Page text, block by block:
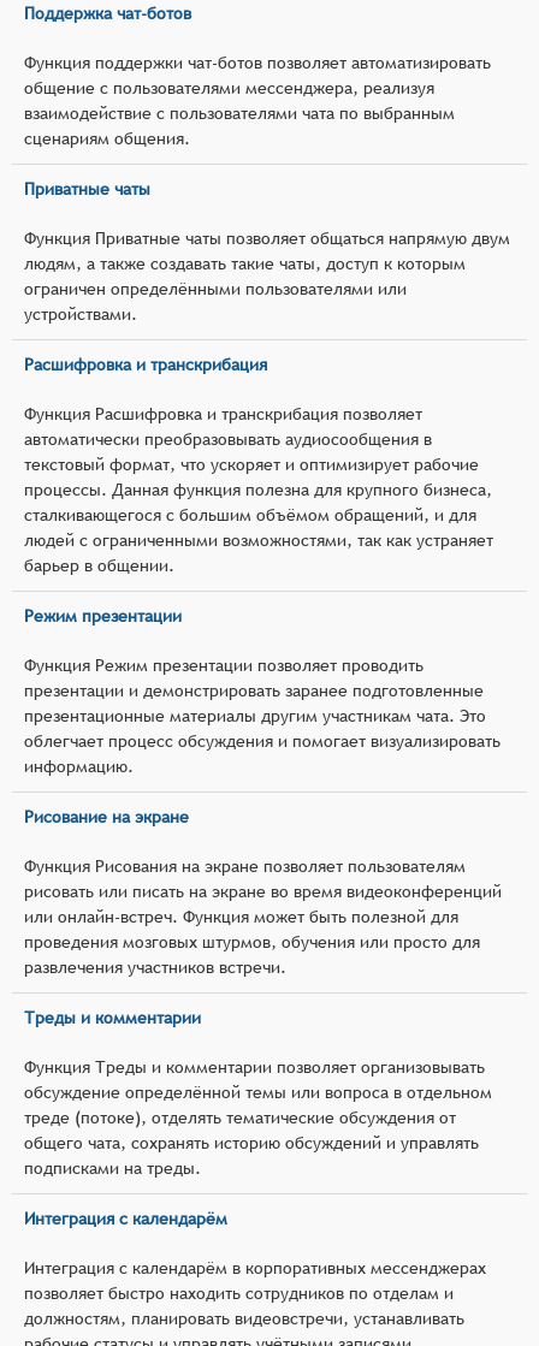
Поддержка чат-ботов
Функция поддержки чат-ботов позволяет автоматизировать
общение с пользователями мессенджера, реализуя
взаимодействие с пользователями чата по выбранным
сценариям общения.
Приватные чаты
Функция Приватные чаты позволяет общаться напрямую двум
людям, а также создавать такие чаты, доступ к которым
ограничен определёнными пользователями или
устройствами.
Расшифровка и транскрибация
Функция Расшифровка и транскрибация позволяет
автоматически преобразовывать аудиосообщения в
текстовый формат, что ускоряет и оптимизирует рабочие
процессы. Данная функция полезна для крупного бизнеса,
сталкивающегося с большим объёмом обращений, и для
людей с ограниченными возможностями, так как устраняет
барьер в общении.
Режим презентации
Функция Режим презентации позволяет проводить
презентации и демонстрировать заранее подготовленные
презентационные материалы другим участникам чата. Это
облегчает процесс обсуждения и помогает визуализировать
информацию.
Рисование на экране
Функция Рисования на экране позволяет пользователям
рисовать или писать на экране во время видеоконференций
или онлайн-встреч. Функция может быть полезной для
проведения мозговых штурмов, обучения или просто для
развлечения участников встречи.
Треды и комментарии
Функция Треды и комментарии позволяет организовывать
обсуждение определённой темы или вопроса в отдельном
треде (потоке), отделять тематические обсуждения от
общего чата, сохранять историю обсуждений и управлять
подписками на треды.
Интеграция с календарём
Интеграция с календарём в корпоративных мессенджерах
позволяет быстро находить сотрудников по отделам и
должностям, планировать видеовстречи, устанавливать